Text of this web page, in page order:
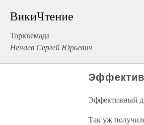
ВикиЧтение
Торквемада
Нечаев Сергей Юрьевич
Эффективный
Так уж